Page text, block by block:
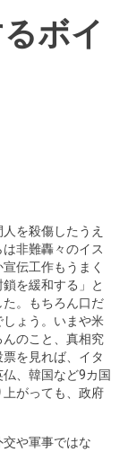
ボイ
を殺傷したうえ
非難轟々のイス
伝工作もうまく
を緩和する」と
。もちろん口だ
ょう。いまや米
のこと、真相究
を見れば、イタ
、韓国など9カ国
がっても、政府
や軍事ではな